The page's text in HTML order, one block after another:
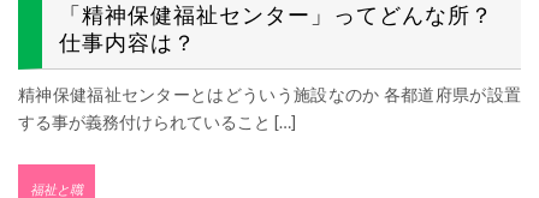
「精神保健福祉センター」ってどんな所？
仕事内容は？
精神保健福祉センターとはどういう施設なのか 各都道府県が設置
する事が義務付けられていること […]
福祉と職